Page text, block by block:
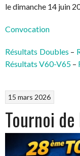
le dimanche 14 juin
Convocation
Résultats Doubles –
Résultats V60-V65 –
15 mars 2026
Tournoi